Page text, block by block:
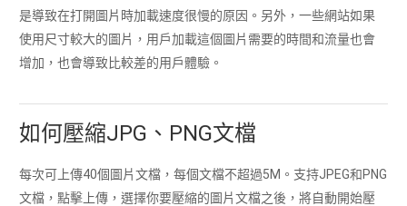
是導致在打開圖片時加載速度很慢的原因。另外，一些網站如果
使用尺寸較大的圖片，用戶加載這個圖片需要的時間和流量也會
增加，也會導致比較差的用戶體驗。
如何壓縮JPG、PNG文檔
每次可上傳40個圖片文檔，每個文檔不超過5M。支持JPEG和PNG
文檔，點擊上傳，選擇你要壓縮的圖片文檔之後，將自動開始壓